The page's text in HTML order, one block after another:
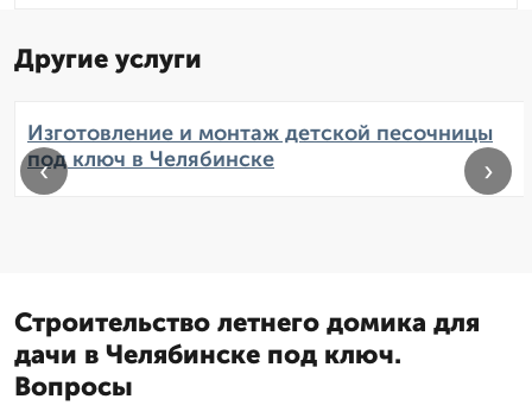
Другие услуги
Изготовление и монтаж детской песочницы
под ключ в Челябинске
‹ ›
Строительство летнего домика для
дачи в Челябинске под ключ.
Вопросы